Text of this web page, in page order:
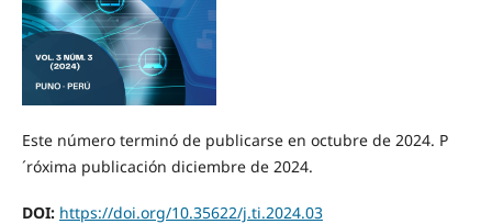
Este número terminó de publicarse en octubre de 2024. P
´róxima publicación diciembre de 2024.
DOI: https://doi.org/10.35622/j.ti.2024.03